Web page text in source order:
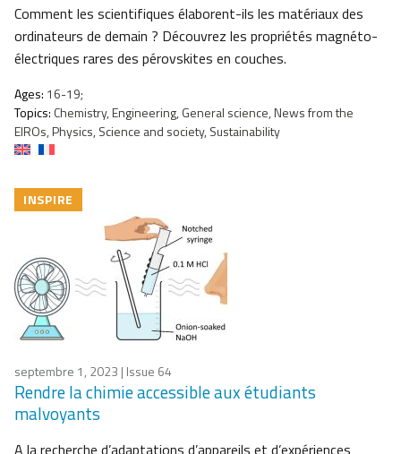
Comment les scientifiques élaborent-ils les matériaux des
ordinateurs de demain ? Découvrez les propriétés magnéto-
électriques rares des pérovskites en couches.
Ages: 16-19;
Topics: Chemistry, Engineering, General science, News from the
EIROs, Physics, Science and society, Sustainability
INSPIRE
septembre 1, 2023 | Issue 64
Rendre la chimie accessible aux étudiants
malvoyants
A la recherche d’adaptations d’appareils et d’expériences